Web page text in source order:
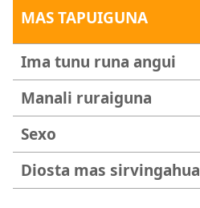
MAS TAPUIGUNA
Ima tunu runa angui
Manali ruraiguna
Sexo
Diosta mas sirvingahua